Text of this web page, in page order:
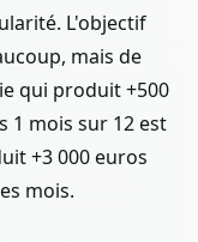
L'objectif
mais de
qui produit +500
1 mois sur 12 est
+3 000 euros
mois.